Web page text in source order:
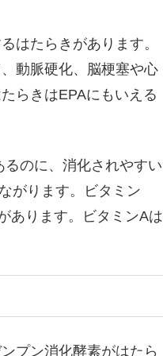
はたらきがあります。
動脈硬化、脳梗塞や心
らきはEPAにもいえる
のに、消化されやすい
がります。ビタミン
あります。ビタミンAは
プン消化酵素がはたら